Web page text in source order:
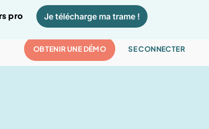
pro
Je télécharge ma trame !
OBTENIR UNE DÉMO SE CONNECTER